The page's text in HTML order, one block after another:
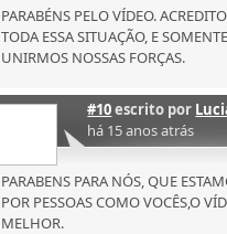
PARABÉNS PELO VÍDEO.
TODA ESSA SITUAÇÃO, E
UNIRMOS NOSSAS FORÇAS.
#10escrito por
há 15 anos atrás
PARABENS PARA NÓS, QUE
POR PESSOAS COMO VOCÊS,O
MELHOR.